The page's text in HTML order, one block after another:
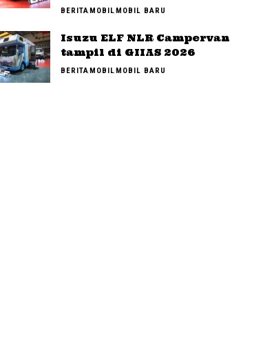
BERITAMOBILMOBIL BARU
Isuzu ELF NLR Campervan
tampil di GIIAS 2026
BERITAMOBILMOBIL BARU